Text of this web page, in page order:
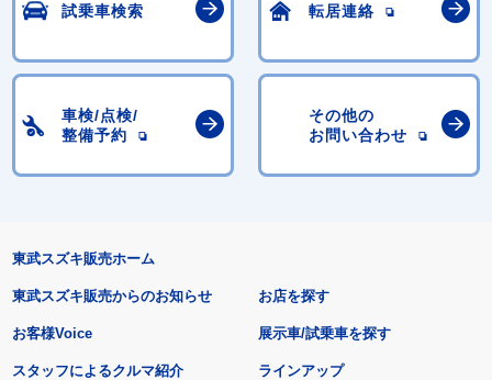
試乗車検索 転居連絡
車検/点検/
整備予約
その他の
お問い合わせ
東武スズキ販売ホーム
東武スズキ販売からのお知らせ
お客様Voice
スタッフによるクルマ紹介
お店を探す
展示車/試乗車を探す
ラインアップ